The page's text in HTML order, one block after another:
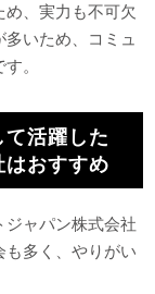
、実力も不可欠
いため、コミュ
。
活躍した
おすすめ
ジャパン株式会社
も多く、やりがい